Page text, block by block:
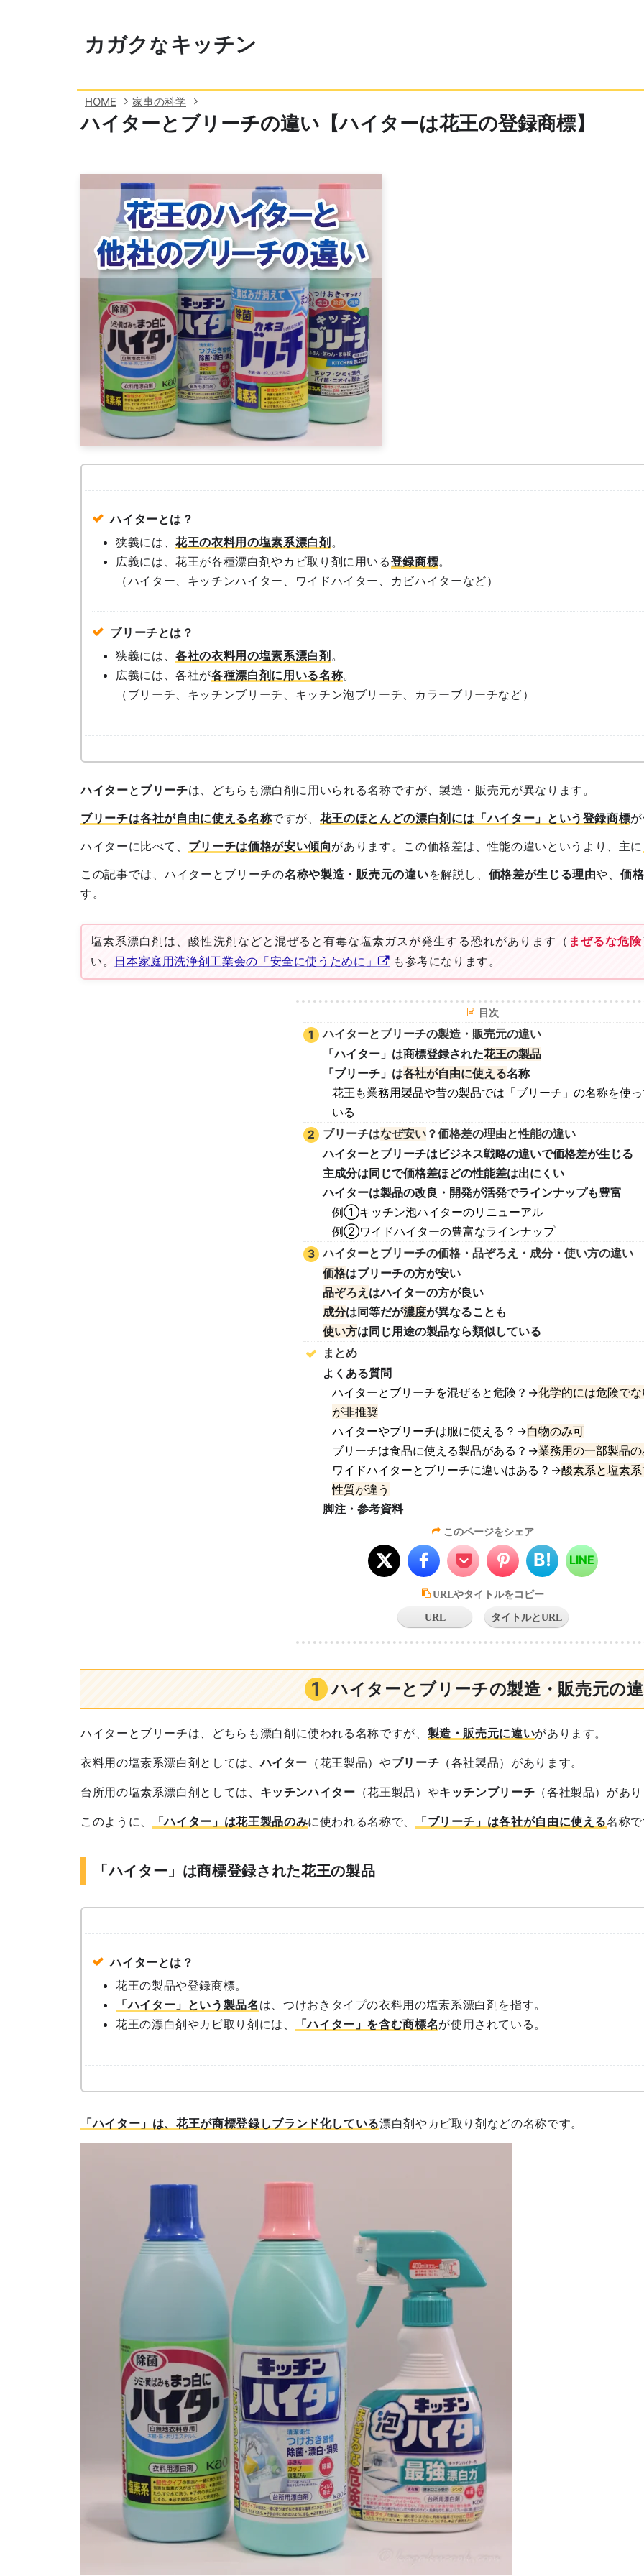
カガク な キッチン
HOME 家事の科学
ハイターとブリーチの違い【ハイターは花王の登録商標】
ハイターとは？
狭義には、花王の衣料用の塩素系漂白剤 。
広義には、花王が各種漂白剤やカビ取り剤に用いる登録商標。
（ハイター、キッチンハイター、ワイドハイター、カビハイターなど）
ブリーチとは？
狭義には、各社の衣料用の塩素系漂白剤 。
広義には、各社が各種漂白剤に用いる名称。
（ブリーチ、キッチンブリーチ、キッチン泡ブリーチ、カラーブリーチなど）
ハイターと ブリーチは、どちらも漂白剤に用いられる名称ですが、製造・販売元が異なります。
ブリーチは各社が自由に使える名称ですが、 花王のほとんどの漂白剤には 「ハイター」という登録商標
ハイターに比べて、 ブリーチは価格が安い傾向があります。この価格差は、性能の違いというより、主に
この記事では、ハイターとブリーチの名称や製造・販売元の違いを解説し、 価格差が生じる理由や、 価
す。
塩素系漂白剤は、酸性洗剤などと混ぜると有毒な塩素ガスが発生する恐れがあります（ まぜるな危険
い。 日本家庭用洗浄剤工業会の「安全に使うために 」 も参考になります。
目次
ハイターとブリーチの製造・販売元の違い
「ハイター」は商標登録された花王の製品
「ブリーチ」は各社が自由に使える名称
花王も業務用製品や昔の製品では「ブリーチ」の名称を使
いる
ブリーチはなぜ安い ？価格差の理由と性能の違い
ハイターとブリーチはビジネス戦略の違いで価格差が生じる
主成分は同じで価格差ほどの性能差は出にくい
ハイターは製品の改良・開発が活発でラインナップも豊富
例①キッチン泡ハイターのリニューアル
例②ワイドハイターの豊富なラインナップ
ハイターとブリーチの価格・品ぞろえ・成分・使い方の違い
価格はブリーチの方が安い
品ぞろえ はハイターの方が良い
成分は同等だが濃度が異なることも
使い方は同じ用途の製品なら類似している
まとめ
よくある質問
ハイターとブリーチを混ぜると危険？→化学的には危険で
が非推奨
ハイターやブリーチは服に使える？→白物のみ可
ブリーチは食品に使える製品がある？→業務用の一部製品
ワイドハイターとブリーチに違いはある？→酸素系と塩素
性質が違う
脚注・参考資料
このページをシェア
B! LINE
URLやタイトルをコピー
URL タイトルとURL
ハイターとブリーチの製造・販売元の
ハイターとブリーチは、どちらも漂白剤に使われる名称ですが、 製造・販売元に違いがあります。
衣料用の塩素系漂白剤としては、ハイター （花王製品）やブリーチ （各社製品）があります。
台所用の塩素系漂白剤としては、 キッチンハイター （花王製品）やキッチンブリーチ （各社製品）があ
このように、 「ハイター」は花王製品のみに使われる名称で、 「ブリーチ」は各社が自由に使える名称
「ハイター」は商標登録された花王の製品
ハイターとは？
花王の製品や登録商標。
「ハイター」という製品名 は、つけおきタイプの衣料用の塩素系漂白剤を指す。
花王の漂白剤やカビ取り剤には、
「ハイター」を含む商標名が使用されている。
「ハイター」は、花王が商標登録しブランド化している漂白剤やカビ取り剤などの名称です。